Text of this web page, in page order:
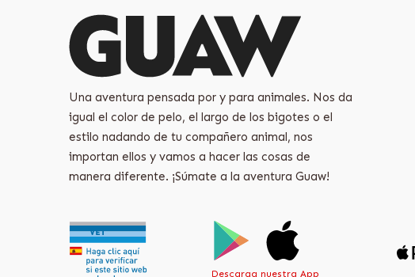
Una aventura pensada por y para animales. Nos da
igual el color de pelo, el largo de los bigotes o el
estilo nadando de tu compañero animal, nos
importan ellos y vamos a hacer las cosas de
manera diferente. ¡Súmate a la aventura Guaw!
Descarga nuestra App